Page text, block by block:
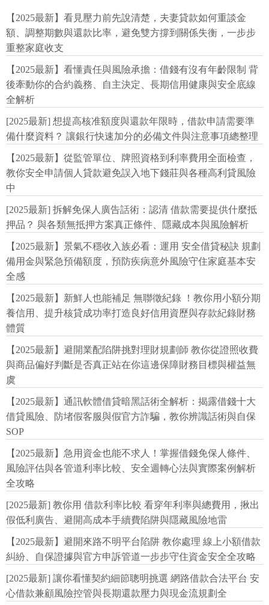
【2025最新】看見壓力前先說清楚，夫妻貸款如何重談金
額、調整期數與還款比率，避免雙方撐到關係失衡，一步步
重整家庭收支
【2025最新】看懂責任與風險承擔：借錢有沒有年齡限制 背
後牽動你的合約義務、自主決定、長期信用健康與安全底線
全解析
[2025最新] 想提高核准額度與還款年限時，借款申請需要準
備什麼資料？ 讓銀行快速加分的必備文件與注意事項總整理
【2025最新】從監管單位、牌照資格到利率費用全面檢查，
教你安全申請個人貸款避免誤入地下錢莊與各種高利貸風險
中
[2025最新] 拆解免保人廣告話術：認清 借款需要提供什麼抵
押品？ 與各類無抵押方案真正條件、隱藏成本與風險解析
【2025最新】景氣不穩收入族必看：運用 安全借貸秘訣 規劃
備用金與緊急預備額度，預防疾病意外風險守住家庭基本安
全感
【2025最新】新鮮人也能補足 無聯徵紀錄 ！教你用小額分期
養信用、提升核貸成功率打造良好信用資歷與存款紀錄財務
體質
【2025最新】避開業配陷阱挑對理財規劃師 教你從證照收費
與商品偏好判斷是否真正站在你這邊保障財務目標與權益無
虞
【2025最新】通訊軟體借貸暗黑話術全解析：揭露借錢十大
借貸風險、防堵假客服與假官方詐騙，教你辨識話術與自保
SOP
【2025最新】急用資金也能不求人！掌握借錢免保人條件、
風險評估與各管道利率比較、安全週轉心法與實際案例解析
全攻略
[2025最新] 教你用 借款利率比較 看穿年利率與總費用，揪出
假低利廣告、避開高成本手續費陷阱與隱藏風險地雷
【2025最新】避開來路不明平台陷阱 教你處理 線上小額借款
糾紛、自保證據與官方申訴管道一步步守住資金安全全攻略
[2025最新] 讓你看懂契約細節聰明挑選 網路借款合法平台 安
心借款兼顧風險控管與長期還款壓力與現金流規劃全